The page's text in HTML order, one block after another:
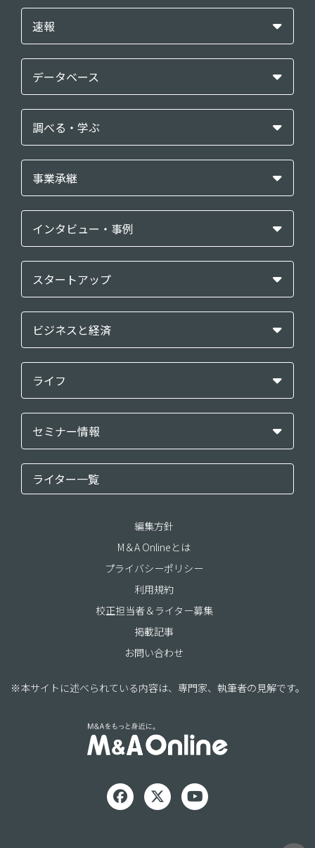
速報
データベース
調べる・学ぶ
事業承継
インタビュー・事例
スタートアップ
ビジネスと経済
ライフ
セミナー情報
ライター一覧
編集方針
M＆A Onlineとは
プライバシーポリシー
利用規約
校正担当者＆ライター募集
掲載記事
お問い合わせ
※本サイトに述べられている内容は、専門家、執筆者の見解です。